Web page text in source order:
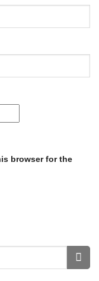
browser for the